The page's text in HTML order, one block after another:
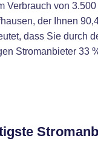
Verbrauch von
der Ihnen
dass Sie durch
Stromanbieter 33